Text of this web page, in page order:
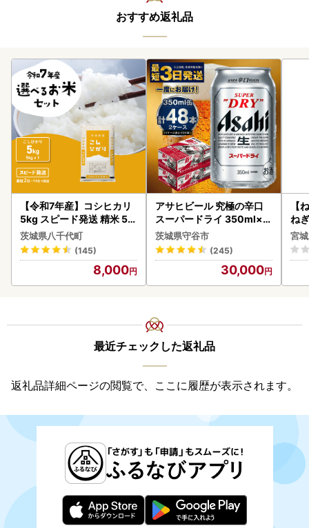
おすすめ返礼品
【令和7年産】コシヒカリ
5kg スピード発送 精米 5k
g x 1袋 白米 茨城県 八千代
町
茨城県八千代町
(145)
8,000
アサヒビール 究極の辛口
スーパードライ 350ml×4
8本 ビール
茨城県守谷市
(245)
30,000
【
ね
宮
最近チェックした返礼品
返礼品詳細ページの閲覧で、ここに履歴が表示されます。